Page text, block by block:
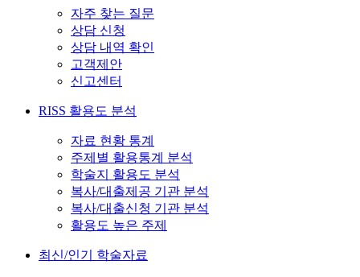
자주 찾는 질문
상담 신청
상담 내역 확인
고객제안
신고센터
RISS 활용도 분석
자료 현황 통계
주제별 활용통계 분석
학술지 활용도 분석
복사/대출제공 기관 분석
복사/대출신청 기관 분석
활용도 높은 주제
최신/인기 학술자료